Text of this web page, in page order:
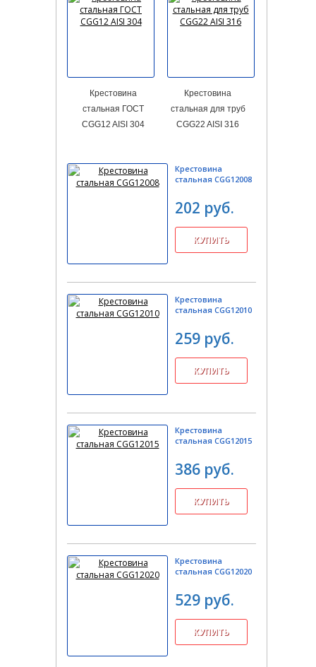
Крестовина
стальная ГОСТ
CGG12 AISI 304
Крестовина
стальная для труб
CGG22 AISI 316
Крестовина
стальная CGG12008
202 руб.
Крестовина
стальная CGG12010
259 руб.
Крестовина
стальная CGG12015
386 руб.
Крестовина
стальная CGG12020
529 руб.